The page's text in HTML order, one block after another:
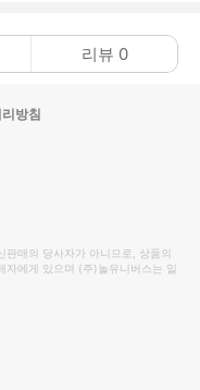
리뷰 0
방침
판매의 당사자가 아니므로, 상품의
자에게 있으며 (주)놀유니버스는 일